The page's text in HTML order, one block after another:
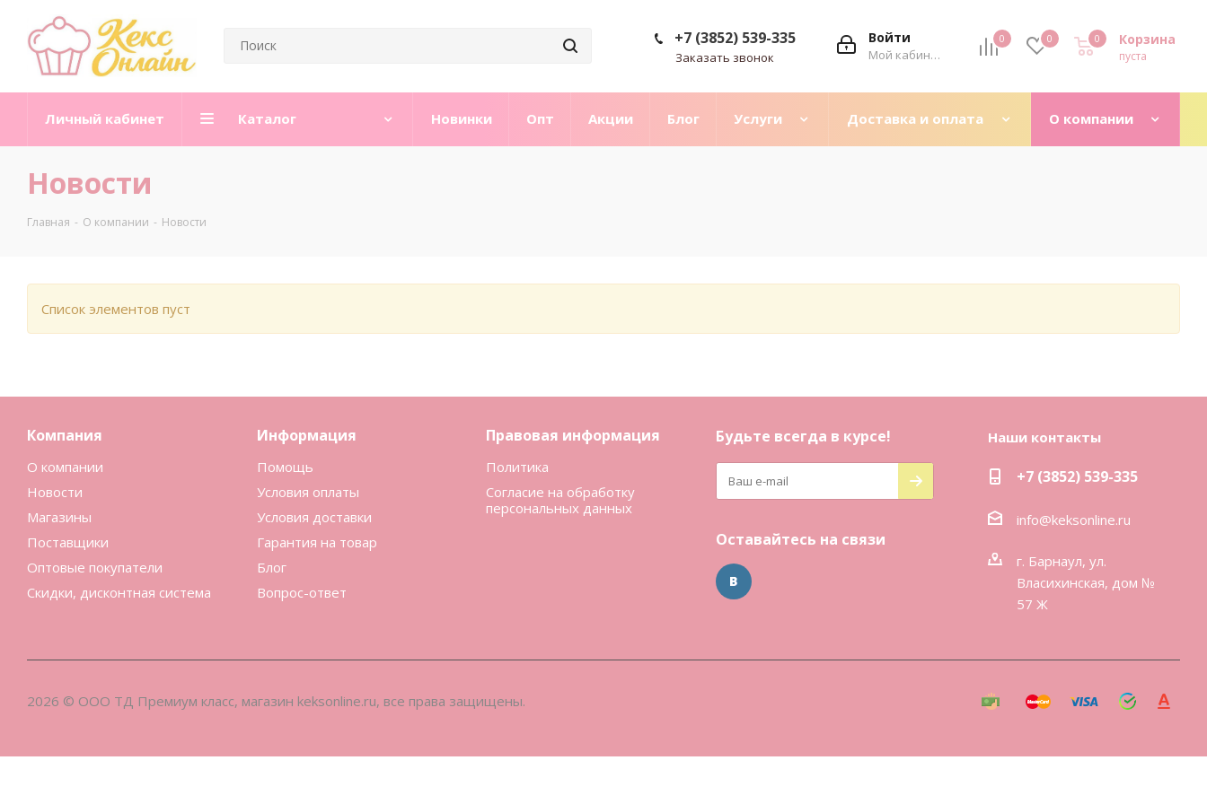
0 0 Корзина
0
пуста
0
Войти
Мой кабинет
+7 (3852) 539-335
Заказать звонок
Личный кабинет Каталог Новинки Опт Акции Блог Услуги Доставка и оплата О компании
Новости
Главная - О компании - Новости
Список элементов пуст
Компания
О компании
Новости
Магазины
Поставщики
Оптовые покупатели
Скидки, дисконтная система
Информация
Помощь
Условия оплаты
Условия доставки
Гарантия на товар
Блог
Вопрос-ответ
Правовая информация
Политика
Согласие на обработку
персональных данных
Будьте всегда в курсе!
Оставайтесь на связи
Наши контакты
+7 (3852) 539-335
info@keksonline.ru
г. Барнаул, ул.
Власихинская, дом №
57 Ж
2026 © ООО ТД Премиум класс, магазин keksonline.ru, все права защищены.